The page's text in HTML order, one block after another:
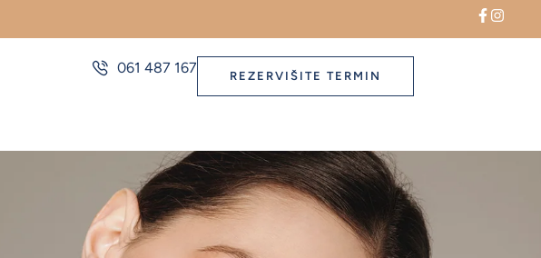
061 487 167 REZERVIŠITE TERMIN